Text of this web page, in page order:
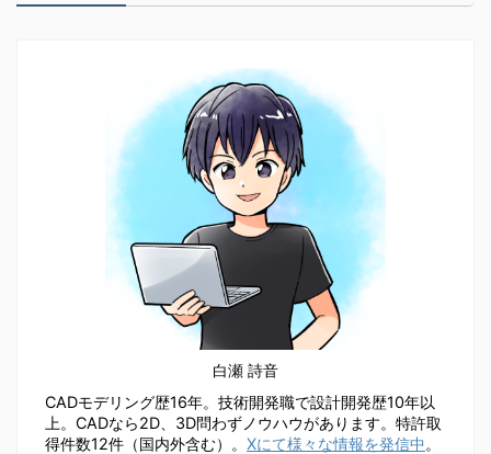
白瀬 詩音
CADモデリング歴16年。技術開発職で設計開発歴10年以
上。CADなら2D、3D問わずノウハウがあります。特許取
得件数12件（国内外含む）。 Xにて様々な情報を発信中 。